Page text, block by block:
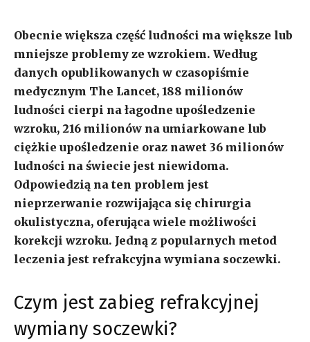
Obecnie większa część ludności ma większe lub
mniejsze problemy ze wzrokiem. Według
danych opublikowanych w czasopiśmie
medycznym The Lancet, 188 milionów
ludności cierpi na łagodne upośledzenie
wzroku, 216 milionów na umiarkowane lub
ciężkie upośledzenie oraz nawet 36 milionów
ludności na świecie jest niewidoma.
Odpowiedzią na ten problem jest
nieprzerwanie rozwijająca się chirurgia
okulistyczna, oferująca wiele możliwości
korekcji wzroku. Jedną z popularnych metod
leczenia jest refrakcyjna wymiana soczewki.
Czym jest zabieg refrakcyjnej
wymiany soczewki?